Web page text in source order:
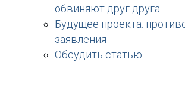
обвиняют друг друга
Будущее проекта:
заявления
Обсудить статью